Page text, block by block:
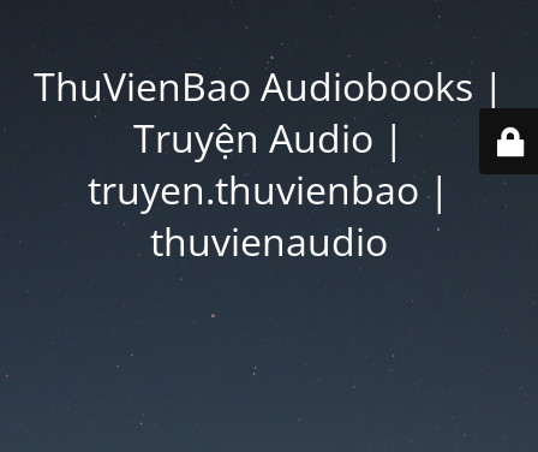
ThuVienBao Audiobooks |
Truyện Audio |
truyen.thuvienbao |
thuvienaudio